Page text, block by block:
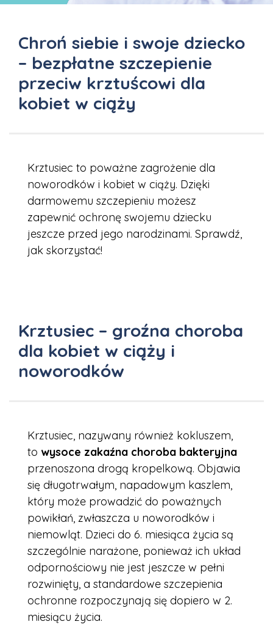
Chroń siebie i swoje dziecko
– bezpłatne szczepienie
przeciw krztuścowi dla
kobiet w ciąży
Krztusiec to poważne zagrożenie dla
noworodków i kobiet w ciąży. Dzięki
darmowemu szczepieniu możesz
zapewnić ochronę swojemu dziecku
jeszcze przed jego narodzinami. Sprawdź,
jak skorzystać!
Krztusiec – groźna choroba
dla kobiet w ciąży i
noworodków
Krztusiec, nazywany również kokluszem,
to wysoce zakaźna choroba bakteryjna
przenoszona drogą kropelkową. Objawia
się długotrwałym, napadowym kaszlem,
który może prowadzić do poważnych
powikłań, zwłaszcza u noworodków i
niemowląt. Dzieci do 6. miesiąca życia są
szczególnie narażone, ponieważ ich układ
odpornościowy nie jest jeszcze w pełni
rozwinięty, a standardowe szczepienia
ochronne rozpoczynają się dopiero w 2.
miesiącu życia.